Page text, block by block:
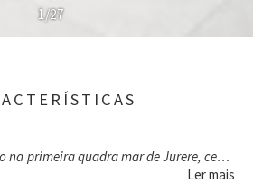
1/27
na primeira quadra mar de Jurere, cerca
tranquilo, familiar, contem uma vaga de
Ler mais